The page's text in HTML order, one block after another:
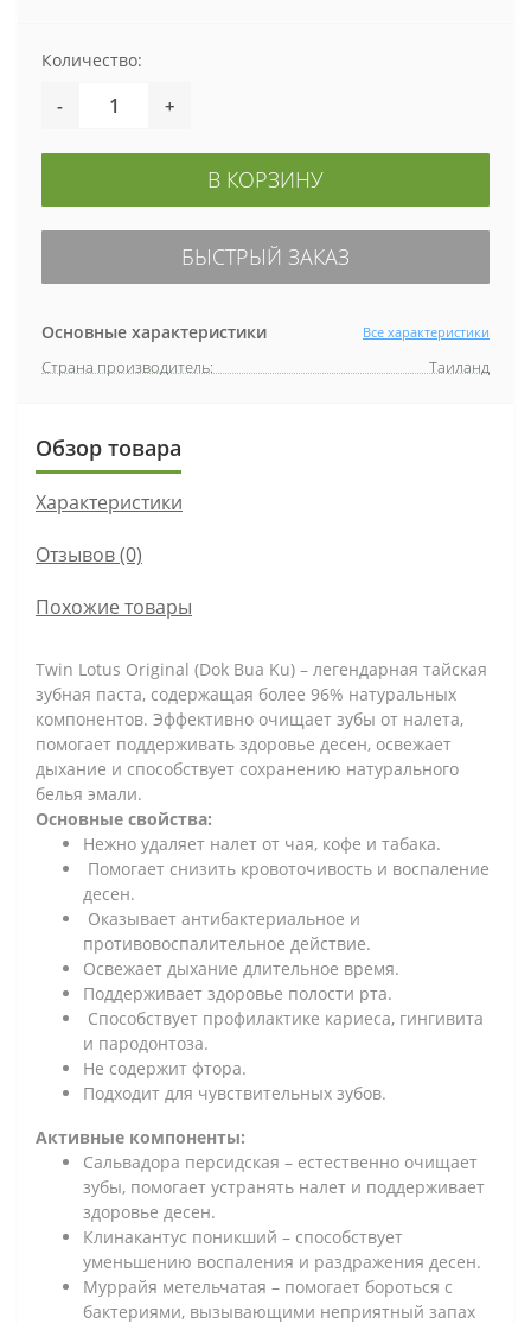
Основные характеристики Все характеристики
Страна производитель: Таиланд
Количество:
- +
В КОРЗИНУ
БЫСТРЫЙ ЗАКАЗ
Обзор товара
Характеристики
Отзывов (0)
Похожие товары
Twin Lotus Original (Dok Bua Ku) – легендарная тайская
зубная паста, содержащая более 96% натуральных
компонентов. Эффективно очищает зубы от налета,
помогает поддерживать здоровье десен, освежает
дыхание и способствует сохранению натурального
белья эмали.
Основные свойства:
Нежно удаляет налет от чая, кофе и табака.
Помогает снизить кровоточивость и воспаление
десен.
Оказывает антибактериальное и
противовоспалительное действие.
Освежает дыхание длительное время.
Поддерживает здоровье полости рта.
Способствует профилактике кариеса, гингивита
и пародонтоза.
Не содержит фтора.
Подходит для чувствительных зубов.
Активные компоненты:
Сальвадора персидская – естественно очищает
зубы, помогает устранять налет и поддерживает
здоровье десен.
Клинакантус поникший – способствует
уменьшению воспаления и раздражения десен.
Муррайя метельчатая – помогает бороться с
бактериями, вызывающими неприятный запах